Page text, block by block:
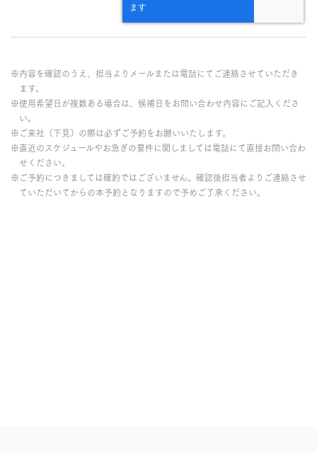
※内容を確認のうえ、担当よりメールまたは電話にてご連絡させていただき
ます。
※使用希望日が複数ある場合は、候補日をお問い合わせ内容にご記入くださ
い。
※ご来社（下見）の際は必ずご予約をお願いいたします。
※直近のスケジュールやお急ぎの要件に関しましては電話にて直接お問い合わ
せください。
※ご予約につきましては確約ではございません。確認後担当者よりご連絡させ
ていただいてからの本予約となりますので予めご了承ください。